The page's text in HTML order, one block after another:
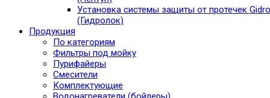
Установка системы защиты от протечек
(Гидролок)
Продукция
По категориям
Фильтры под мойку
Пурифайеры
Смесители
Комплектующие